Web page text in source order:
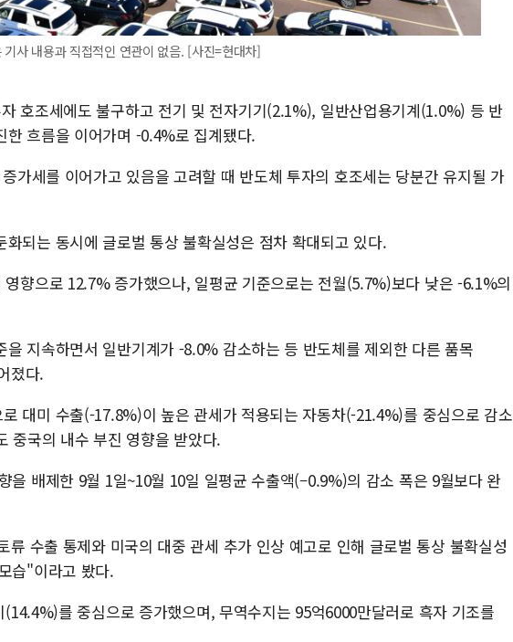
사 내용과 직접적인 연관이 없음. [사진=현대차]
호조세에도 불구하고 전기 및 전자기기(2.1%), 일반산업용기계(1.0%) 등 반
한 흐름을 이어가며 -0.4%로 집계됐다.
가세를 이어가고 있음을 고려할 때 반도체 투자의 호조세는 당분간 유지될 가
화되는 동시에 글로벌 통상 불확실성은 점차 확대되고 있다.
향으로 12.7% 증가했으나, 일평균 기준으로는 전월(5.7%)보다 낮은 -6.1%의
을 지속하면서 일반기계가 -8.0% 감소하는 등 반도체를 제외한 다른 품목
졌다.
대미 수출(-17.8%)이 높은 관세가 적용되는 자동차(-21.4%)를 중심으로 감소
중국의 내수 부진 영향을 받았다.
을 배제한 9월 1일~10월 10일 일평균 수출액(–0.9%)의 감소 폭은 9월보다 완
류 수출 통제와 미국의 대중 관세 추가 인상 예고로 인해 글로벌 통상 불확실성
습"이라고 봤다.
를 중심으로 증가했으며, 무역수지는 95억6000만달러로 흑자 기조를